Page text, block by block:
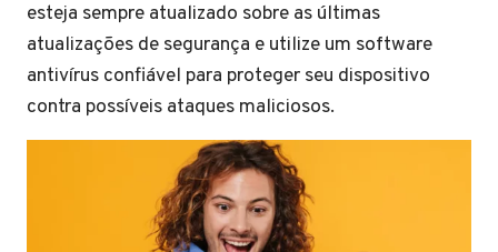
esteja sempre atualizado sobre as últimas
atualizações de segurança e utilize um software
antivírus confiável para proteger seu dispositivo
contra possíveis ataques maliciosos.